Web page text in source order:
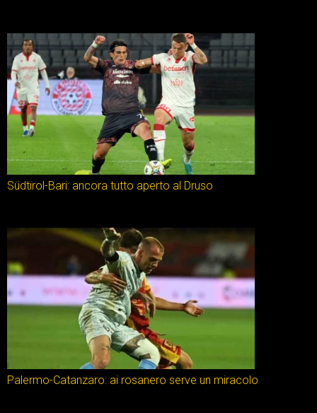
Südtirol-Bari: ancora tutto aperto al Druso
Palermo-Catanzaro: ai rosanero serve un miracolo